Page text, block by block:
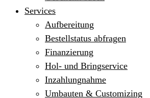
Services
Aufbereitung
Bestellstatus abfragen
Finanzierung
Hol- und Bringservice
Inzahlungnahme
Umbauten & Customizing